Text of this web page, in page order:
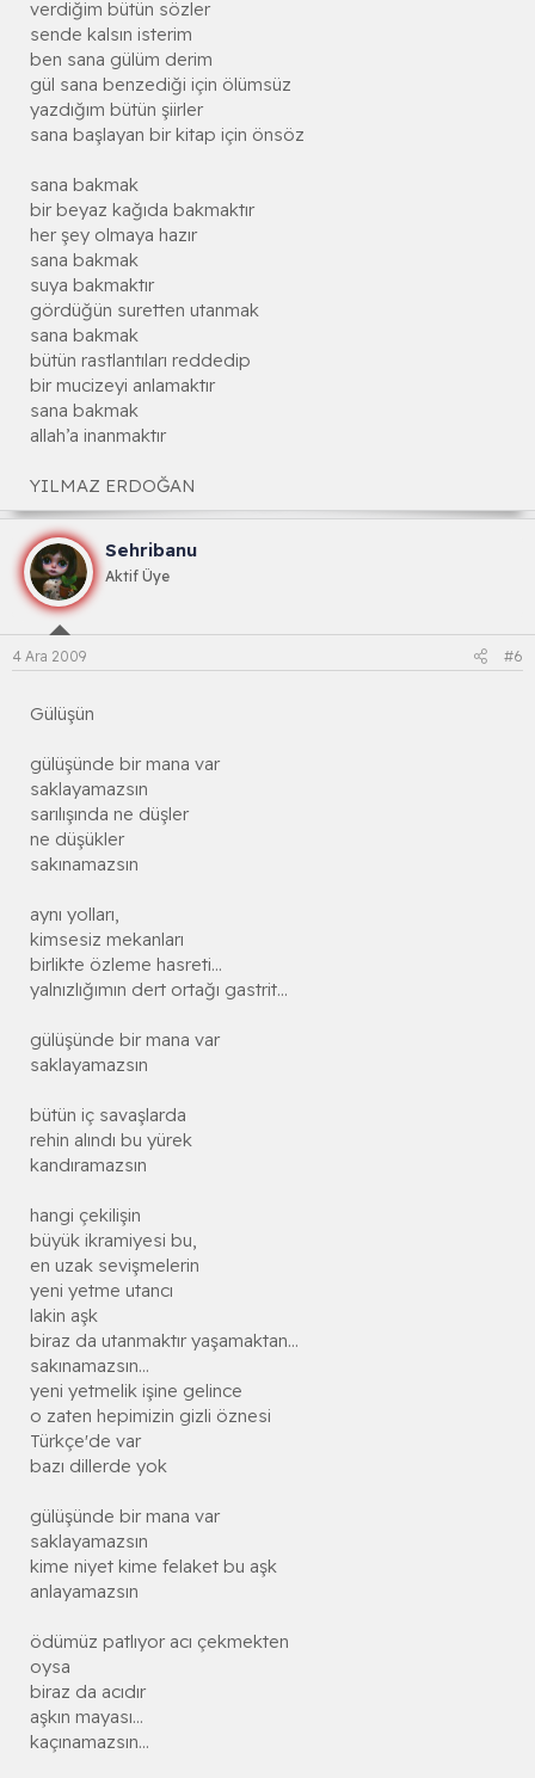
verdiğim bütün sözler
sende kalsın isterim
ben sana gülüm derim
gül sana benzediği için ölümsüz
yazdığım bütün şiirler
sana başlayan bir kitap için önsöz
sana bakmak
bir beyaz kağıda bakmaktır
her şey olmaya hazır
sana bakmak
suya bakmaktır
gördüğün suretten utanmak
sana bakmak
bütün rastlantıları reddedip
bir mucizeyi anlamaktır
sana bakmak
allah’a inanmaktır
YILMAZ ERDOĞAN
Sehribanu
Aktif Üye
4 Ara 2009 #6
Gülüşün
gülüşünde bir mana var
saklayamazsın
sarılışında ne düşler
ne düşükler
sakınamazsın
aynı yolları,
kimsesiz mekanları
birlikte özleme hasreti...
yalnızlığımın dert ortağı gastrit...
gülüşünde bir mana var
saklayamazsın
bütün iç savaşlarda
rehin alındı bu yürek
kandıramazsın
hangi çekilişin
büyük ikramiyesi bu,
en uzak sevişmelerin
yeni yetme utancı
lakin aşk
biraz da utanmaktır yaşamaktan...
sakınamazsın...
yeni yetmelik işine gelince
o zaten hepimizin gizli öznesi
Türkçe'de var
bazı dillerde yok
gülüşünde bir mana var
saklayamazsın
kime niyet kime felaket bu aşk
anlayamazsın
ödümüz patlıyor acı çekmekten
oysa
biraz da acıdır
aşkın mayası...
kaçınamazsın...